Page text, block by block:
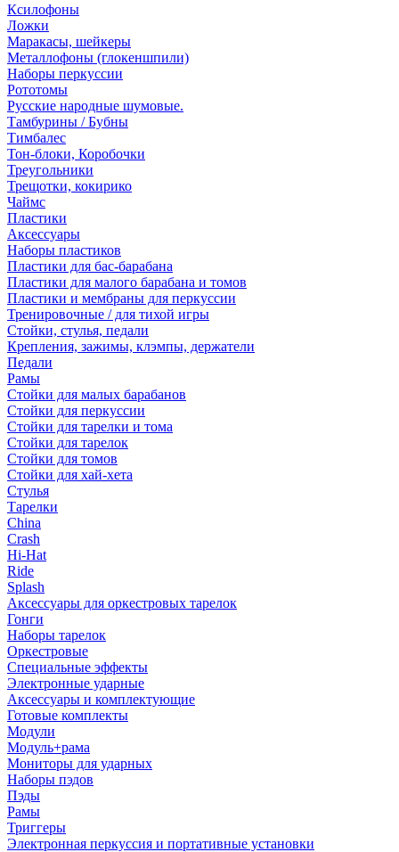
Ксилофоны
Ложки
Маракасы, шейкеры
Металлофоны (глокеншпили)
Наборы перкуссии
Рототомы
Русские народные шумовые.
Тамбурины / Бубны
Тимбалес
Тон-блоки, Коробочки
Треугольники
Трещотки, кокирико
Чаймс
Пластики
Аксессуары
Наборы пластиков
Пластики для бас-барабана
Пластики для малого барабана и томов
Пластики и мембраны для перкуссии
Тренировочные / для тихой игры
Стойки, стулья, педали
Крепления, зажимы, клэмпы, держатели
Педали
Рамы
Стойки для малых барабанов
Стойки для перкуссии
Стойки для тарелки и тома
Стойки для тарелок
Стойки для томов
Стойки для хай-хета
Стулья
Тарелки
China
Crash
Hi-Hat
Ride
Splash
Аксессуары для оркестровых тарелок
Гонги
Наборы тарелок
Оркестровые
Специальные эффекты
Электронные ударные
Аксессуары и комплектующие
Готовые комплекты
Модули
Модуль+рама
Мониторы для ударных
Наборы пэдов
Пэды
Рамы
Триггеры
Электронная перкуссия и портативные установки